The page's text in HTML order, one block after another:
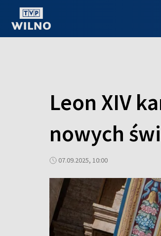
Leon XIV
nowych
07.09.2025, 10:00